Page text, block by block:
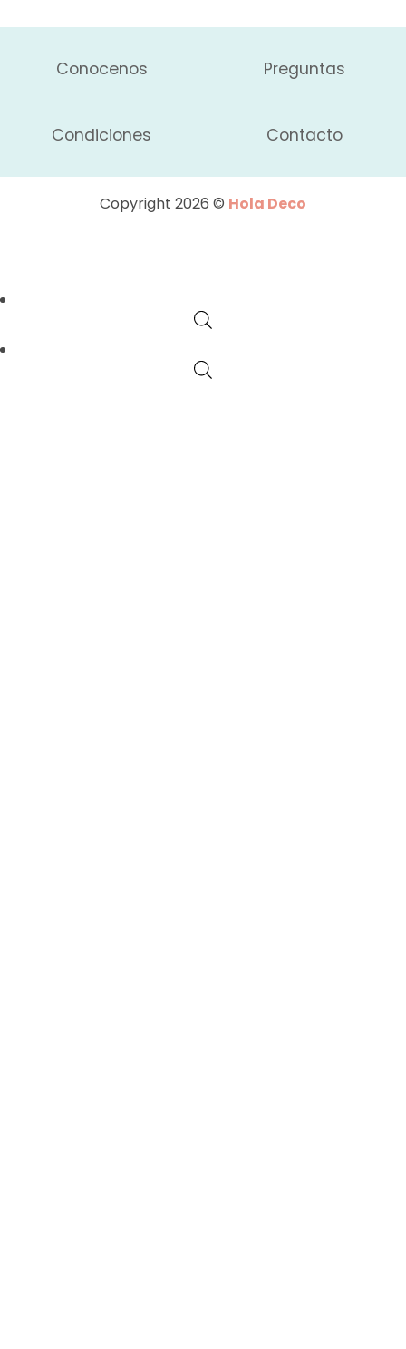
Conocenos Preguntas
Condiciones Contacto
Copyright 2026 © Hola Deco